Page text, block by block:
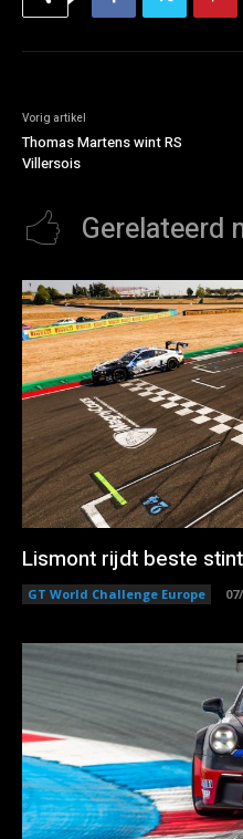
Vorig artikel
Thomas Martens wint RS
Villersois
Gerelateerd
Lismont rijdt beste
GT World Challenge Europe